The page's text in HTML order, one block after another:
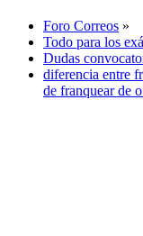
Foro Correos »
Todo para los
Dudas
diferencia entre
de franquear de